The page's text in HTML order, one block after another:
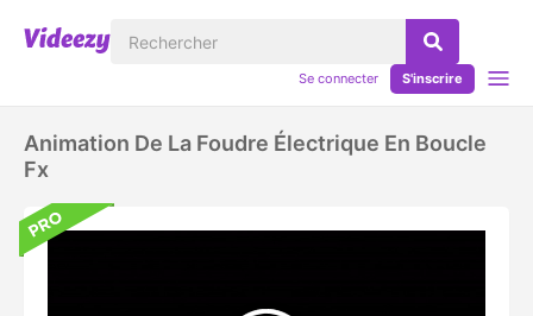
Se connecter S'inscrire
Animation De La Foudre Électrique En Boucle
Fx